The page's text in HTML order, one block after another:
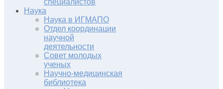
Наука
Наука в ИГМАПО
Отдел координации
научной
деятельности
Совет молодых
ученых
Научно-медицинская
библиотека